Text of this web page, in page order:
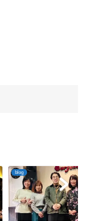
blog